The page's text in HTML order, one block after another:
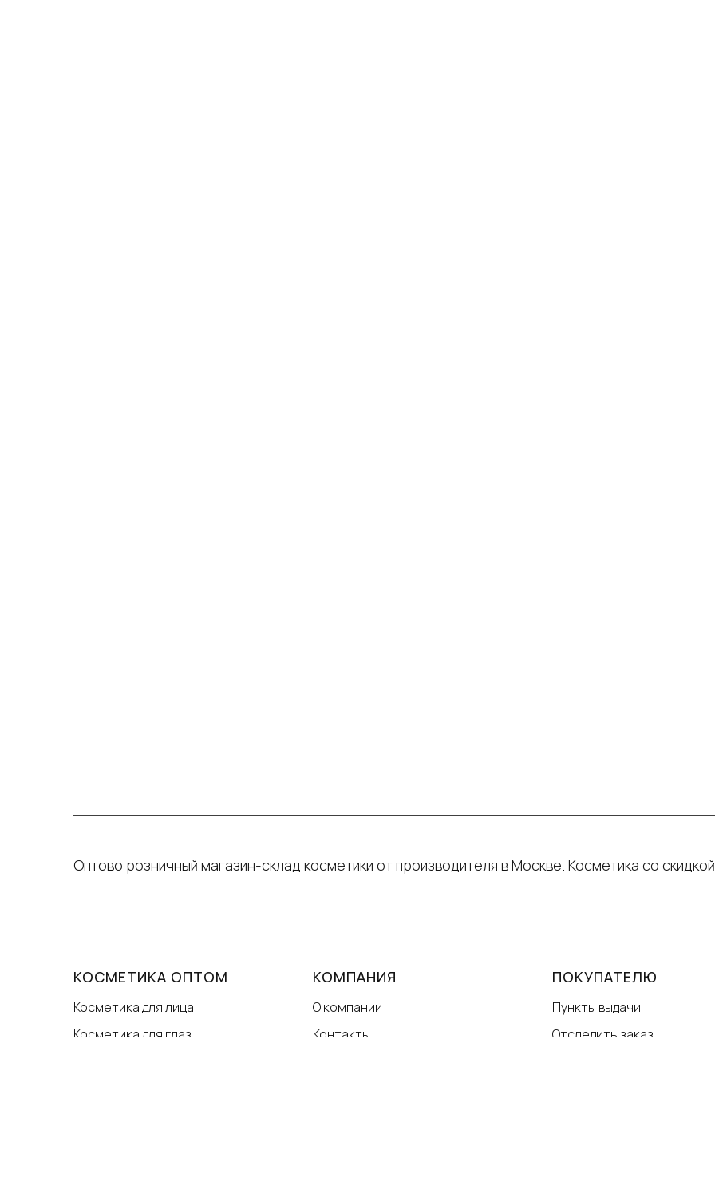
Оптово розничный магазин-склад косметики от производителя в Москве. Косметика со скидкой
КОСМЕТИКА ОПТОМ
Косметика для лица
Косметика для глаз
КОМПАНИЯ
О компании
Контакты
ПОКУПАТЕЛЮ
Пункты выдачи
Отследить заказ